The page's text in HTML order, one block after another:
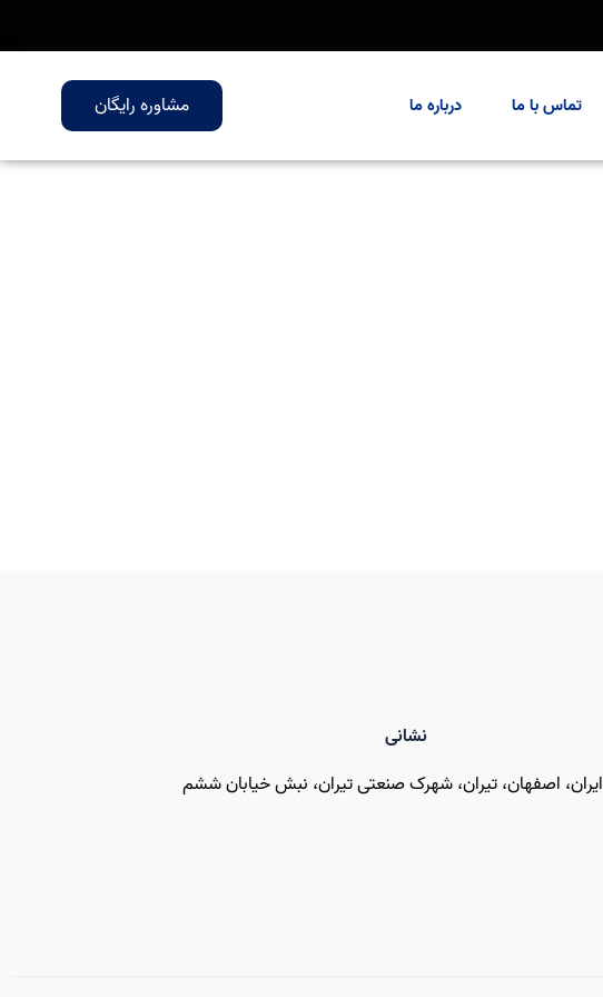
تماس با ما درباره ما مشاوره رایگان
نشانی
ایران، اصفهان، تیران، شهرک صنعتی تیران، نبش خیابان ششم